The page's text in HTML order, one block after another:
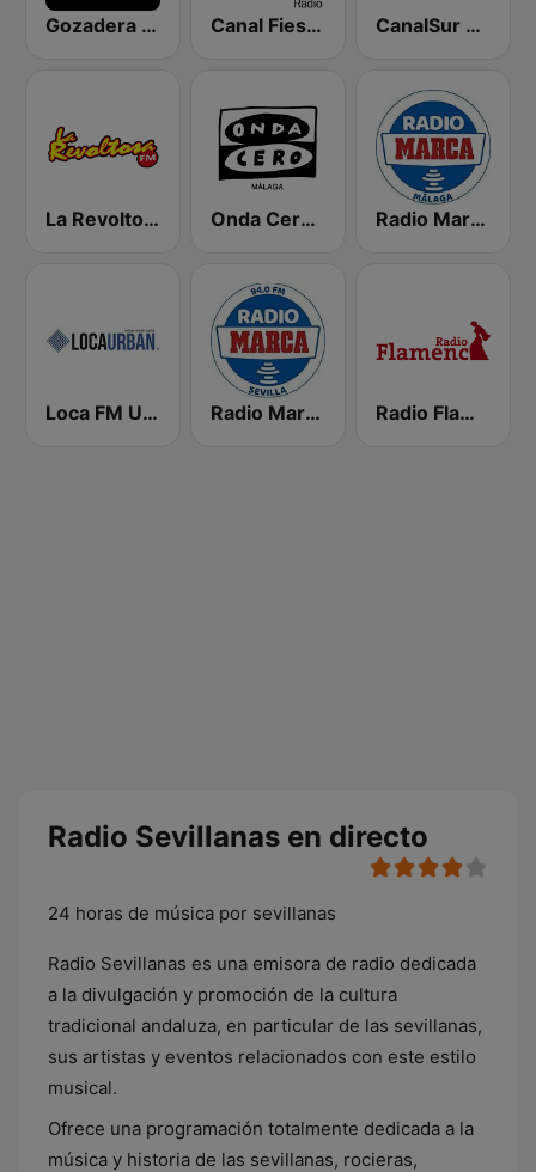
Gozadera FM Canal Fiesta Radio CanalSur Radio Málaga
La Revoltosa FM Onda Cero Málaga Radio Marca Málaga
Loca FM Urban Radio Marca Sevilla Radio Flamenca Huelva
Radio Sevillanas en directo
24 horas de música por sevillanas
Radio Sevillanas es una emisora de radio dedicada
a la divulgación y promoción de la cultura
tradicional andaluza, en particular de las sevillanas,
sus artistas y eventos relacionados con este estilo
musical.
Ofrece una programación totalmente dedicada a la
música y historia de las sevillanas, rocieras,